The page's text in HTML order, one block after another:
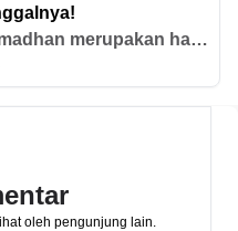
merupakan hari
dan guru. Lantas,
2025? Cek kalender
oleh pengunjung lain.